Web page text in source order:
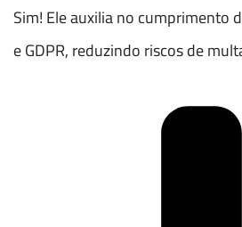
Sim! Ele auxilia no cumprimento
e GDPR, reduzindo riscos de